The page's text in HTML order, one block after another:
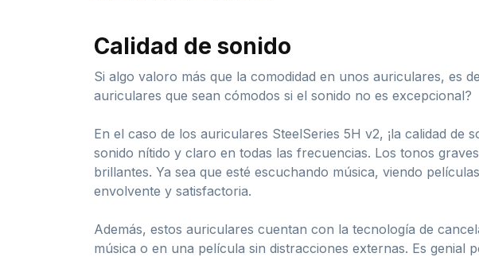
Calidad de sonido
Si algo valoro más que la comodidad en unos auriculares, es
auriculares que sean cómodos si el sonido no es excepcional?
En el caso de los auriculares SteelSeries 5H v2, ¡la calidad
sonido nítido y claro en todas las frecuencias. Los tonos
brillantes. Ya sea que esté escuchando música, viendo
envolvente y satisfactoria.
Además, estos auriculares cuentan con la tecnología de
música o en una película sin distracciones externas. Es genial